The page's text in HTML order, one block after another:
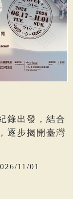
錄出發，結合
逐步揭開臺灣
11/01